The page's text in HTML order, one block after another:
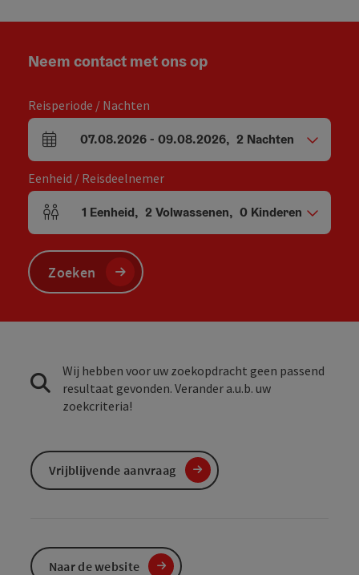
Neem contact met ons op
Reisperiode / Nachten
Velden voor aankomst en vertrek
07.08.2026- 09.08.2026, 2 Nachten
Eenheid / Reisdeelnemer
Aantal eenheden en persoonsvelden
1 Eenheid, 2 Volwassenen, 0 Kinderen
Zoeken
Wij hebben voor uw zoekopdracht geen passend
resultaat gevonden. Verander a.u.b. uw
zoekcriteria!
Vrijblijvende aanvraag
Naar de website